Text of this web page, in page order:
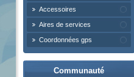
Accessoires
Aires de services
Coordonnées gps
Communauté